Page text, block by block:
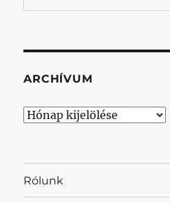
ARCHÍVUM
Archívum
Rólunk